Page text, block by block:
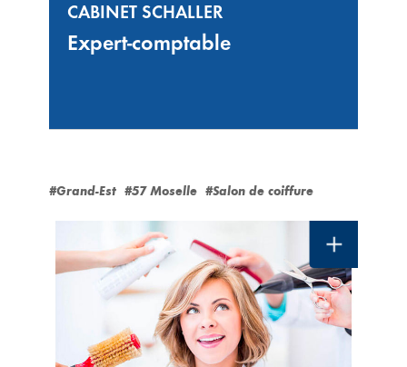
CABINET SCHALLER
Expert-comptable
#Grand-Est #57 Moselle #Salon de coiffure